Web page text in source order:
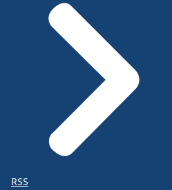
RSS